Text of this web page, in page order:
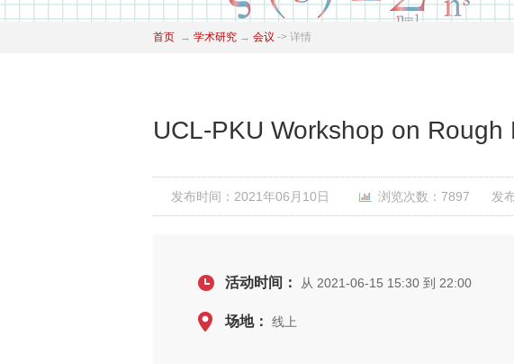
首页 → 学术研究 → 会议 -> 详情
UCL-PKU Workshop on
发布时间：2021年06月10日 浏览次数：7897 发
活动时间： 从 2021-06-15 15:30 到 22:00
场地： 线上